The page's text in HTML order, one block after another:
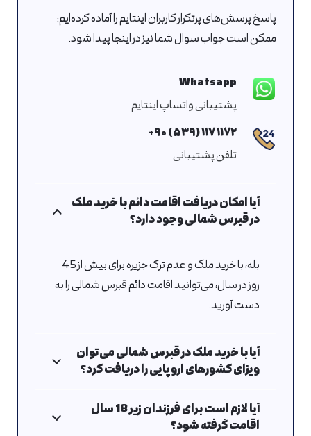
پاسخ پرسش‌های پرتکرار کاربران اینتایم را آماده کرده‌ایم:
ممکن است جواب سوال شما نیز در اینجا پیدا شود.
Whatsapp
پشتیبانی واتساپ اینتایم
۱۱۷۲ ۱۱۷ (۵۳۹) ۹۰+
تلفن پشتیبانی
آیا امکان دریافت اقامت دائم با خرید ملک
در قبرس شمالی وجود دارد؟
بله، با خرید ملک و عدم ترک جزیره برای بیش از 45
روز در سال، می‌توانید اقامت دائم قبرس شمالی را به
دست آورید.
آیا با خرید ملک در قبرس شمالی می‌توان
ویزای کشورهای اروپایی را دریافت کرد؟
آیا لازم است برای فرزندان زیر 18 سال
اقامت گرفته شود؟